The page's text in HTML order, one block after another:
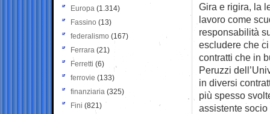
Gira e rigira, la
lavoro come
responsabilità
escludere che
contratti che in
Peruzzi
in diversi
più spesso
assistente
Europa (1.314)
Fassino (13)
federalismo (167)
Ferrara (21)
Ferretti (6)
ferrovie (133)
finanziaria (325)
Fini (821)